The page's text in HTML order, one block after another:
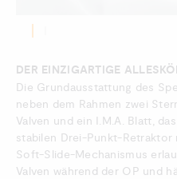
DER EINZIGARTIGE
Die Grundausstattung des
neben dem Rahmen zwei
Valven und ein I.M.A. Blatt,
stabilen Drei-Punkt-Retraktor
Soft-Slide-Mechanismus
Valven während der OP und